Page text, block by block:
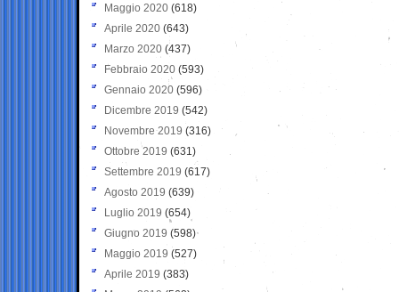
Maggio 2020 (618)
Aprile 2020 (643)
Marzo 2020 (437)
Febbraio 2020 (593)
Gennaio 2020 (596)
Dicembre 2019 (542)
Novembre 2019 (316)
Ottobre 2019 (631)
Settembre 2019 (617)
Agosto 2019 (639)
Luglio 2019 (654)
Giugno 2019 (598)
Maggio 2019 (527)
Aprile 2019 (383)